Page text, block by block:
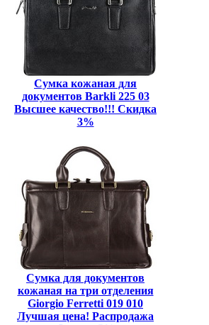
Сумка кожаная для
документов Barkli 225 03
Высшее качество!!! Скидка
3%
Сумка для документов
кожаная на три отделения
Giorgio Ferretti 019 010
Лучшая цена! Распродажа